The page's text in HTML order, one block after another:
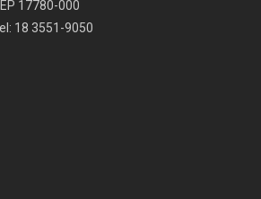
17780-000
18 3551-9050